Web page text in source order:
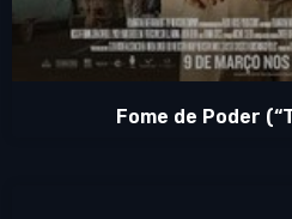
Fome de Poder